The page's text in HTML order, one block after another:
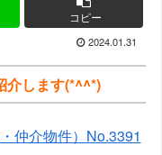
コピー
2024.01.31
介します(*^^*)
仲介物件）No.3391